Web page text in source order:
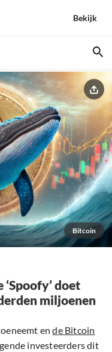
Bekijk
Bitcoin
doet
miljoenen
ende Bitcoin
investeerders dit